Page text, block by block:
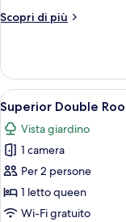
Sea
Scopri di più
Altri
Double
Room
with
Sea
View
Apri
tutte
le
foto
per
Superior
Double
15
Superior Double
Vista giardino
1 camera
Per 2 persone
1 letto queen
Wi-Fi gratuito